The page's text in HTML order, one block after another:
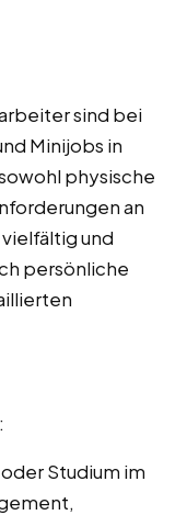
sind bei
Minijobs in
physische
an
und
persönliche
:
Studium im